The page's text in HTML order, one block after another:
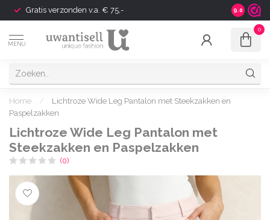
Gratis verzonden v.a. € 75,- Shipping
9.0
MENU
0
Home /
Lichtroze Wide Leg Pantalon met Steekzakken en
Paspelzakken
Lichtroze Wide Leg Pantalon met
Steekzakken en Paspelzakken
(0)